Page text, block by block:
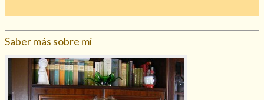
Saber más sobre mí